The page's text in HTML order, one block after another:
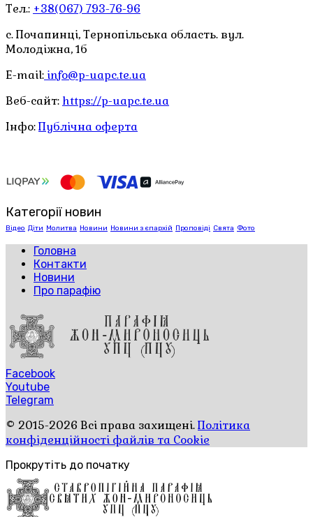
Тел.: +38(067) 793-76-96
с. Почапинці, Тернопільська область. вул.
Молодіжна, 1б
E-mail: info@p-uapc.te.ua
Веб-сайт: https://p-uapc.te.ua
Інфо:Публічна оферта
Категорії новин
Відео Діти Молитва Новини Новини з єпархій Проповіді Свята Фото
Головна
Контакти
Новини
Про парафію
Facebook
Youtube
Telegram
© 2015-2026 Всі права захищені.Політика
конфіденційності файлів та Cookie
Прокрутіть до початку